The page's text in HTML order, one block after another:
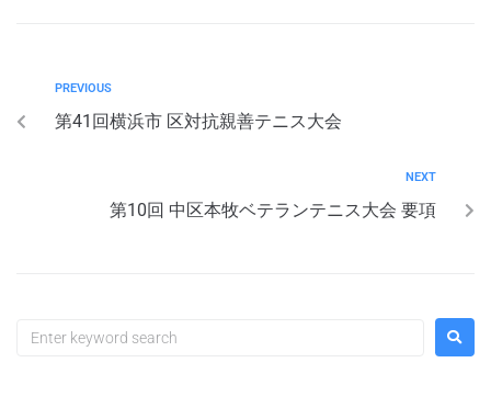
PREVIOUS
第41回横浜市 区対抗親善テニス大会
NEXT
第10回 中区本牧ベテランテニス大会 要項